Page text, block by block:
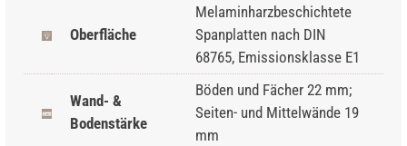
Oberfläche
Melaminharzbeschichtete
Spanplatten nach DIN
68765, Emissionsklasse E1
Wand- &
Bodenstärke
Böden und Fächer 22 mm;
Seiten- und Mittelwände 19
mm